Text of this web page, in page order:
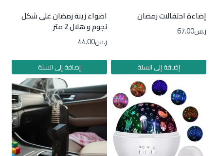
إضاءة احتفالات رمضان
ر.س67.00
إضافة إلى السلة
اضواء زينة رمضان على شكل
نجوم و هلال 2 متر
ر.س44.00
إضافة إلى السلة